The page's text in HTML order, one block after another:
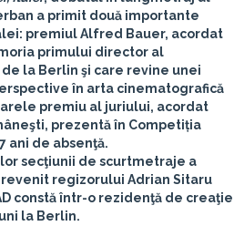
a primit două importante
premiul Alfred Bauer, acordat
primului director al
la Berlin şi care revine unei
în arta cinematografică
premiu al juriului, acordat
prezentă în Competiția
ani de absenţă.
secţiunii de scurtmetraje a
revenit regizorului Adrian Sitaru
constă într-o rezidenţă de creaţie
la Berlin.